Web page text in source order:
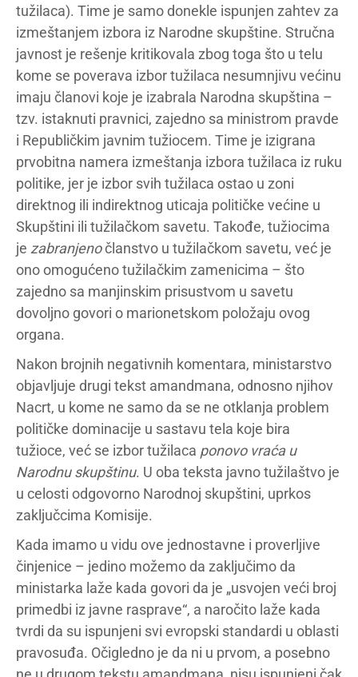
tužilaca). Time je samo donekle ispunjen zahtev za
izmeštanjem izbora iz Narodne skupštine. Stručna
javnost je rešenje kritikovala zbog toga što u telu
kome se poverava izbor tužilaca nesumnjivu većinu
imaju članovi koje je izabrala Narodna skupština –
tzv. istaknuti pravnici, zajedno sa ministrom pravde
i Republičkim javnim tužiocem. Time je izigrana
prvobitna namera izmeštanja izbora tužilaca iz ruku
politike, jer je izbor svih tužilaca ostao u zoni
direktnog ili indirektnog uticaja političke većine u
Skupštini ili tužilačkom savetu. Takođe, tužiocima
je zabranjenočlanstvo u tužilačkom savetu, već je
ono omogućeno tužilačkim zamenicima – što
zajedno sa manjinskim prisustvom u savetu
dovoljno govori o marionetskom položaju ovog
organa.
Nakon brojnih negativnih komentara, ministarstvo
objavljuje drugi tekst amandmana, odnosno njihov
Nacrt, u kome ne samo da se ne otklanja problem
političke dominacije u sastavu tela koje bira
tužioce, već se izbor tužilaca ponovo vraća u
Narodnu skupštinu. U oba teksta javno tužilaštvo je
u celosti odgovorno Narodnoj skupštini, uprkos
zaključcima Komisije.
Kada imamo u vidu ove jednostavne i proverljive
činjenice – jedino možemo da zaključimo da
ministarka laže kada govori da je „usvojen veći broj
primedbi iz javne rasprave“, a naročito laže kada
tvrdi da su ispunjeni svi evropski standardi u oblasti
pravosuđa. Očigledno je da ni u prvom, a posebno